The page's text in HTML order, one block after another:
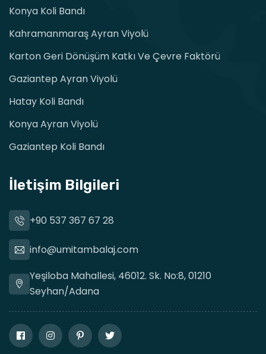
Konya Koli Bandı
Kahramanmaraş Ayran Viyolü
Karton Geri Dönüşüm Katkı Ve Çevre Faktörü
Gaziantep Ayran Viyolü
Hatay Koli Bandı
Konya Ayran Viyolü
Gaziantep Koli Bandı
İletişim Bilgileri
+90 537 367 67 28
info@umitambalaj.com
Yeşiloba Mahallesi, 46012. Sk. No:8, 01210
Seyhan/Adana